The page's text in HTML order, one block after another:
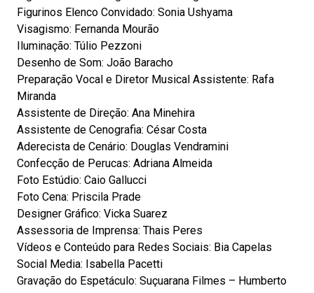
Figurinos Elenco Convidado: Sonia Ushyama
Visagismo: Fernanda Mourão
Iluminação: Túlio Pezzoni
Desenho de Som: João Baracho
Preparação Vocal e Diretor Musical Assistente: Rafa
Miranda
Assistente de Direção: Ana Minehira
Assistente de Cenografia: César Costa
Aderecista de Cenário: Douglas Vendramini
Confecção de Perucas: Adriana Almeida
Foto Estúdio: Caio Gallucci
Foto Cena: Priscila Prade
Designer Gráfico: Vicka Suarez
Assessoria de Imprensa: Thais Peres
Vídeos e Conteúdo para Redes Sociais: Bia Capelas
Social Media: Isabella Pacetti
Gravação do Espetáculo: Suçuarana Filmes – Humberto